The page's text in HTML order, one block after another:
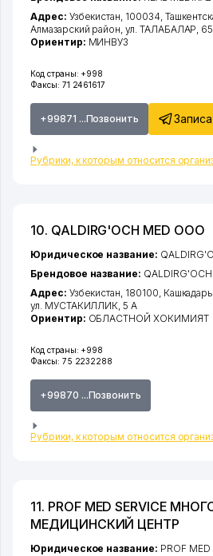
Код страны: +998
Факсы: 71 2461617
+99871 ...Позвонить
Рубрики, к которым относится
Адрес: Узбекистан, 100034,
Алмазарский район ,ул. ТАЛАБАЛАР , 65
Ориентир: МИНВУЗ
10. QALDIRG'OCH MED ООО
Код страны: +998
Факсы: 75 2232288
+99870 ...Позвонить
Рубрики, к которым относится
Юридическое название:
Брендовое название:
Адрес: Узбекистан, 180100,
ул. МУСТАКИЛЛИК , 5 А
Ориентир: ОБЛАСТНОЙ ХОКИМИЯТ
11. PROF MED SERVICE
МЕДИЦИНСКИЙ ЦЕНТР
Юридическое название: PROF